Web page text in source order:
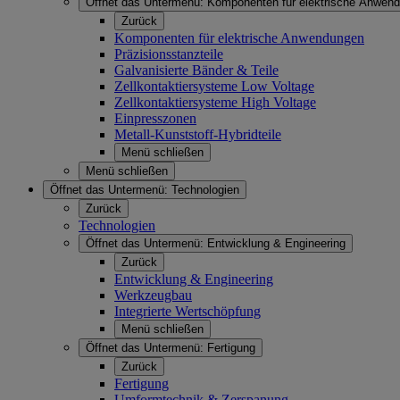
Zurück
Komponenten für elektrische Anwendungen
Präzisionsstanzteile
Galvanisierte Bänder & Teile
Zellkontaktiersysteme Low Voltage
Zellkontaktiersysteme High Voltage
Einpresszonen
Metall-Kunststoff-Hybridteile
Menü schließen
Menü schließen
Öffnet das Untermenü: Technologien
Zurück
Technologien
Öffnet das Untermenü: Entwicklung & Engineering
Zurück
Entwicklung & Engineering
Werkzeugbau
Integrierte Wertschöpfung
Menü schließen
Öffnet das Untermenü: Fertigung
Zurück
Fertigung